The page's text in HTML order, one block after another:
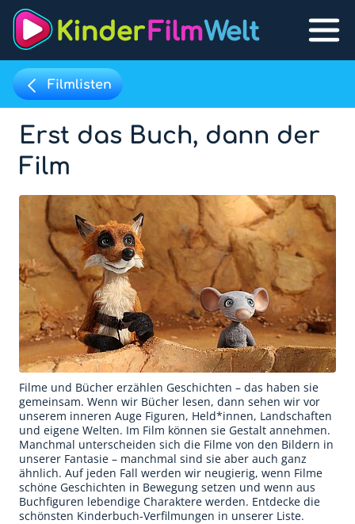
Filmlisten
Filmlexikon
Lernfilme
Filmpool Lexikon
Favoriten
Für Erwachsene
Redaktion
Downloads
Partner
Presse
Filmlisten
Erst das Buch, dann der
Film
Filme und Bücher erzählen Geschichten – das haben sie
gemeinsam. Wenn wir Bücher lesen, dann sehen wir vor
unserem inneren Auge Figuren, Held*innen, Landschaften
und eigene Welten. Im Film können sie Gestalt annehmen.
Manchmal unterscheiden sich die Filme von den Bildern in
unserer Fantasie – manchmal sind sie aber auch ganz
ähnlich. Auf jeden Fall werden wir neugierig, wenn Filme
schöne Geschichten in Bewegung setzen und wenn aus
Buchfiguren lebendige Charaktere werden. Entdecke die
schönsten Kinderbuch-Verfilmungen in unserer Liste.